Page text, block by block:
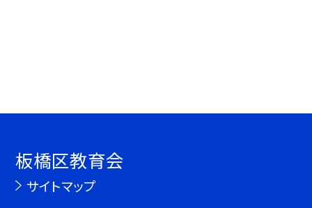
板橋区教育会
サイトマップ